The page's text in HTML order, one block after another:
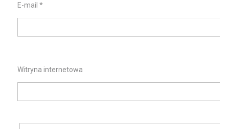
E-mail*
Witryna internetowa